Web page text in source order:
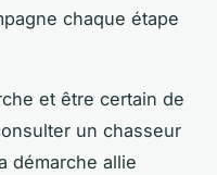
chaque étape
et être certain de
un chasseur
démarche allie